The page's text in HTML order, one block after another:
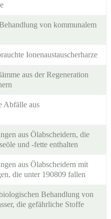
von kommunalem
Ionenaustauscherharze
aus der Regeneration
Abfälle aus
aus Ölabscheidern, die
und -fette enthalten
aus Ölabscheidern mit
die unter 190809 fallen
Behandlung von
die gefährliche Stoffe